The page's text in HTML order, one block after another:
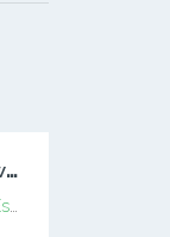
T
errain A vendre Awaïe Escalier